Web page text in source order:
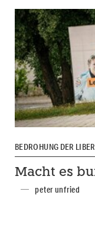
BEDROHUNG DER
Macht es
peter unfried